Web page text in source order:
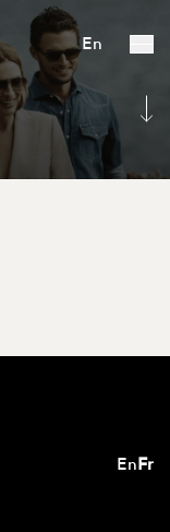
En
En Fr